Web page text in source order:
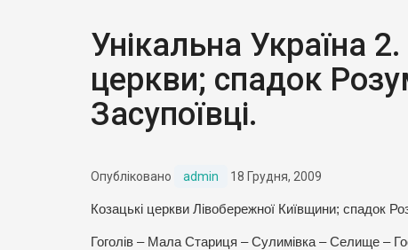
Унікальна Україна
церкви; спадок
Засупоївці.
Опубліковано admin 18 Грудня, 2009
Козацькі церкви Лівобережної Київщини; спадок
Гоголів – Мала Стариця – Сулимівка – Селище –